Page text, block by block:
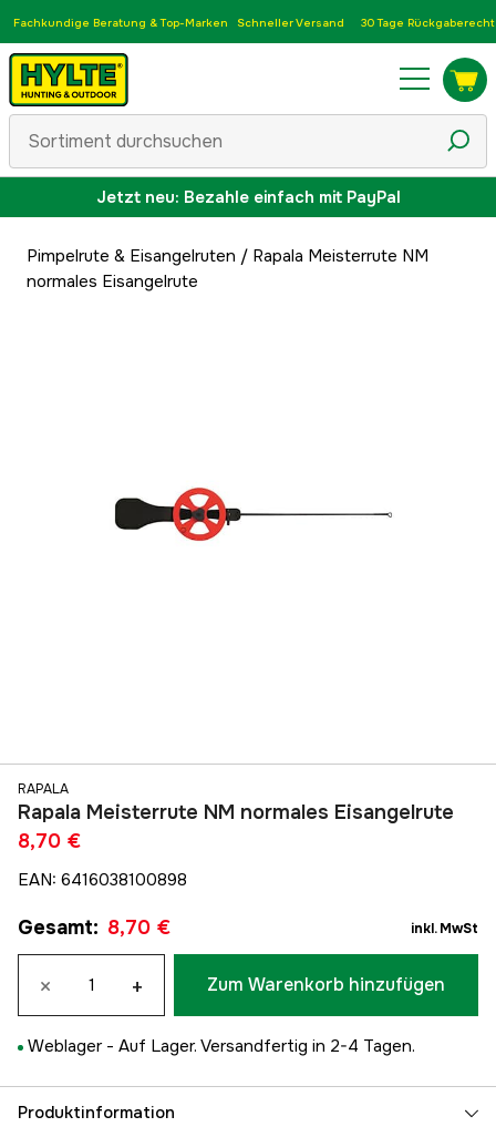
Fachkundige Beratung & Top-Marken Schneller Versand 30 Tage Rückgaberecht
Jetzt neu: Bezahle einfach mit PayPal
Pimpelrute & Eisangelruten / Rapala Meisterrute NM
normales Eisangelrute
RAPALA
Rapala Meisterrute NM normales Eisangelrute
8,70 €
EAN: 6416038100898
Gesamt: 8,70 € inkl. MwSt
× + Zum Warenkorb hinzufügen
Weblager - Auf Lager. Versandfertig in 2-4 Tagen.
Produktinformation